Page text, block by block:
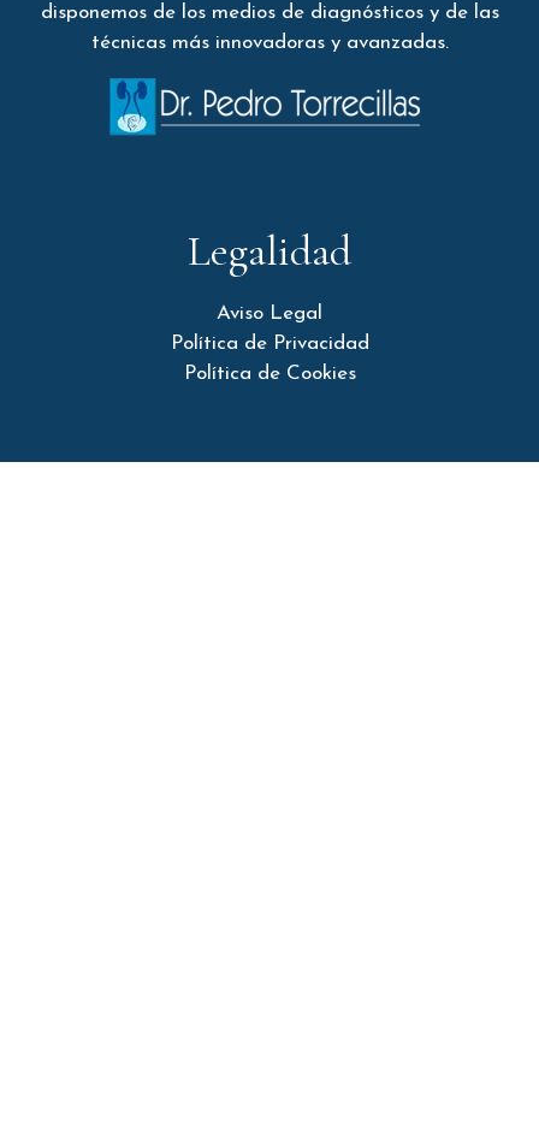
disponemos de los medios de diagnósticos y de las
técnicas más innovadoras y avanzadas.
Legalidad
Aviso Legal
Política de Privacidad
Política de Cookies